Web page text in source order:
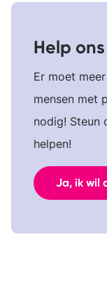
Help
Er moet
mensen met
nodig! Steun
helpen!
Ja, ik wil